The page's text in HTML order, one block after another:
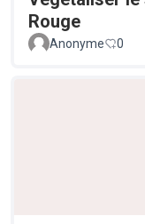
Rouge
Anonyme 0